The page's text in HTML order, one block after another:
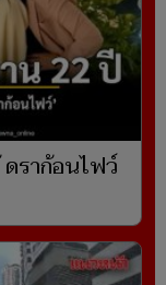
ราก้อนไฟว์